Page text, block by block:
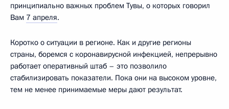
принципиально важных проблем Тувы, о которых говорил
Вам 7 апреля.
Коротко о ситуации в регионе. Как и другие регионы
страны, боремся с коронавирусной инфекцией, непрерывно
работает оперативный штаб – это позволило
стабилизировать показатели. Пока они на высоком уровне,
тем не менее принимаемые меры дают результат.